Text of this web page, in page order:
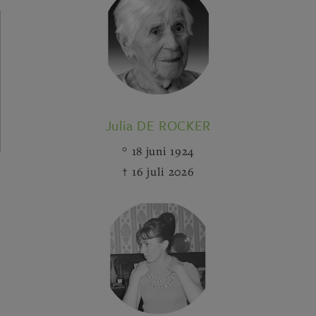
Julia DE ROCKER
18 juni 1924
16 juli 2026